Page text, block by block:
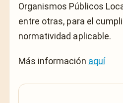
Organismos Públicos
entre otras, para el
normatividad aplicable.
Más información aquí